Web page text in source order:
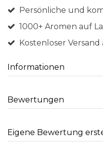
Persönliche und
1000+ Aromen auf
Kostenloser Versand
Informationen
Bewertungen
Eigene Bewertung